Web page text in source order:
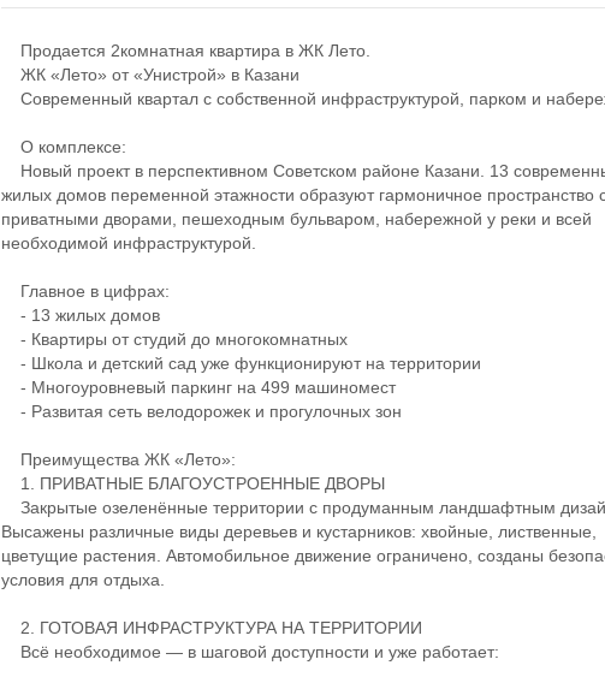
Продается 2комнатная квартира в ЖК Лето.
ЖК «Лето» от «Унистрой» в Казани
Современный квартал с собственной инфраструктурой, парком и
О комплексе:
Новый проект в перспективном Советском районе Казани. 13
жилых домов переменной этажности образуют гармоничное пространство
приватными дворами, пешеходным бульваром, набережной у реки и всей
необходимой инфраструктурой.
Главное в цифрах:
- 13 жилых домов
- Квартиры от студий до многокомнатных
- Школа и детский сад уже функционируют на территории
- Многоуровневый паркинг на 499 машиномест
- Развитая сеть велодорожек и прогулочных зон
Преимущества ЖК «Лето»:
1. ПРИВАТНЫЕ БЛАГОУСТРОЕННЫЕ ДВОРЫ
Закрытые озеленённые территории с продуманным ландшафтным
Высажены различные виды деревьев и кустарников: хвойные, лиственные,
цветущие растения. Автомобильное движение ограничено, созданы
условия для отдыха.
2. ГОТОВАЯ ИНФРАСТРУКТУРА НА ТЕРРИТОРИИ
Всё необходимое — в шаговой доступности и уже работает: